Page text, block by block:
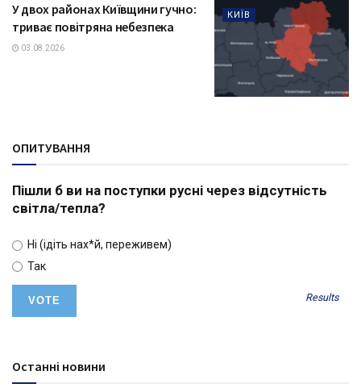
КИЇВ
У двох районах Київщини гучно:
триває повітряна небезпека
03.08.2026
ОПИТУВАННЯ
Пішли б ви на поступки русні через відсутність
світла/тепла?
Ні (ідіть нах*й, переживем)
Так
Results
Останні новини